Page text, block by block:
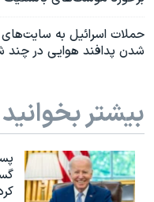
حملات اسرائیل به
شدن پدافند هوایی در چند
بیشتر بخوانید